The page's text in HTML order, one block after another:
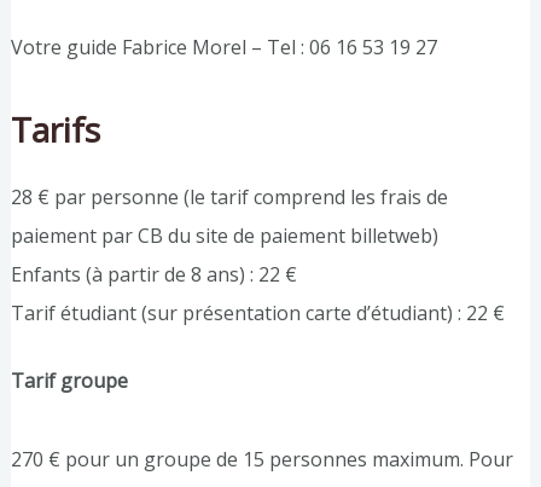
Votre guide Fabrice Morel – Tel : 06 16 53 19 27
Tarifs
28 € par personne (le tarif comprend les frais de
paiement par CB du site de paiement billetweb)
Enfants (à partir de 8 ans) : 22 €
Tarif étudiant (sur présentation carte d’étudiant) : 22 €
Tarif groupe
270 € pour un groupe de 15 personnes maximum. Pour